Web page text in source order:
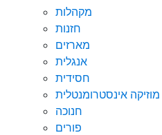
מקהלות
חזנות
מארזים
אנגלית
חסידית
מוזיקה אינסטרומנטלית
חנוכה
פורים